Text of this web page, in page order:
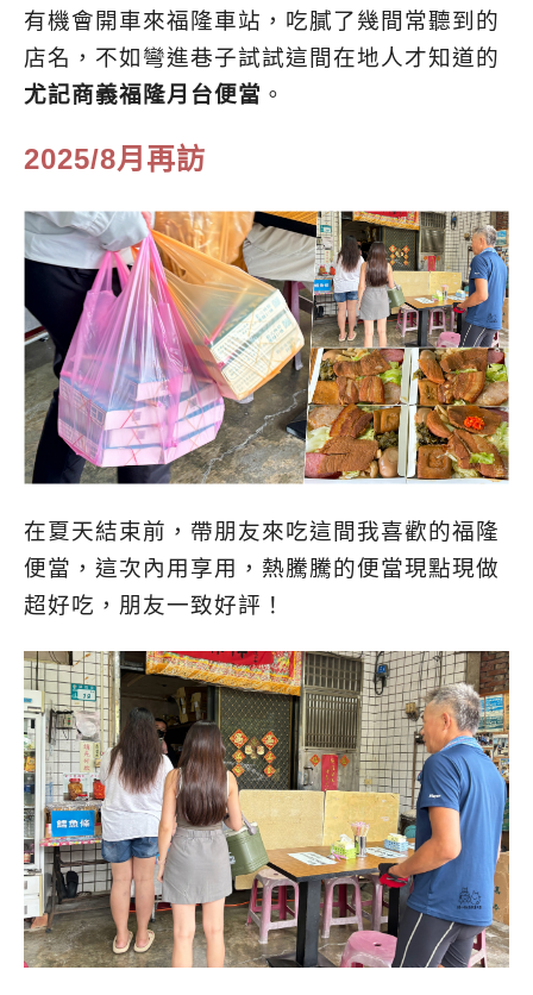
有機會開車來福隆車站，吃膩了幾間常聽到的
店名，不如彎進巷子試試這間在地人才知道的
尤記商義福隆月台便當 。
2025/8月再訪
在夏天結束前，帶朋友來吃這間我喜歡的福隆
便當，這次內用享用，熱騰騰的便當現點現做
超好吃，朋友一致好評！